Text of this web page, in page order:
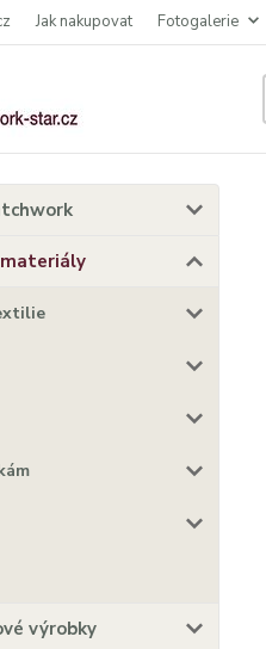
Jak nakupovat Fotogalerie
materiály
výrobky